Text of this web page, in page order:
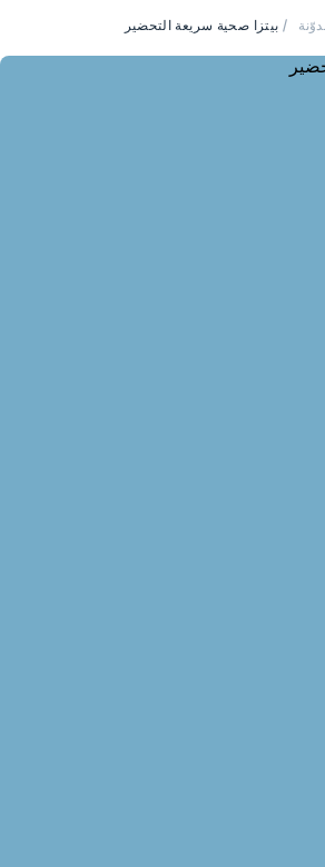
/ بيتزا صحية سريعة التحضير